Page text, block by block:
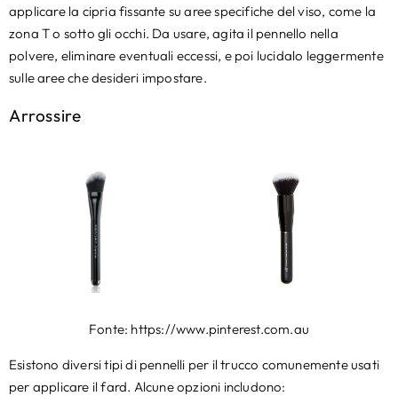
applicare la cipria fissante su aree specifiche del viso, come la
zona T o sotto gli occhi. Da usare, agita il pennello nella
polvere, eliminare eventuali eccessi, e poi lucidalo leggermente
sulle aree che desideri impostare.
Arrossire
Fonte: https://www.pinterest.com.au
Esistono diversi tipi di pennelli per il trucco comunemente usati
per applicare il fard. Alcune opzioni includono: